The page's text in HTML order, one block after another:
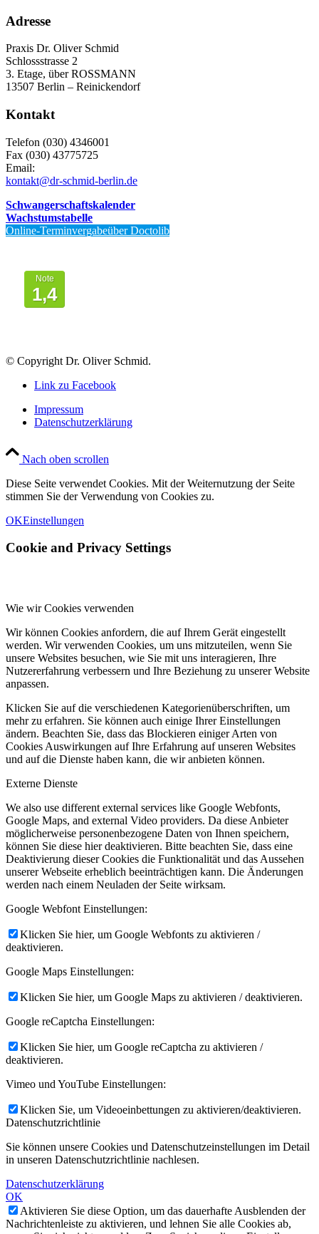
Adresse
Praxis Dr. Oliver Schmid
Schlossstrasse 2
3. Etage, über ROSSMANN
13507 Berlin – Reinickendorf
Kontakt
Telefon (030) 4346001
Fax (030) 43775725
Email:
kontakt@dr-schmid-berlin.de
Schwangerschaftskalender
Wachstumstabelle
Online-Terminvergabeüber Doctolib
Note
1,4
© Copyright Dr. Oliver Schmid.
Link zu Facebook
Impressum
Datenschutzerklärung
Nach oben scrollen
Diese Seite verwendet Cookies. Mit der Weiternutzung der Seite
stimmen Sie der Verwendung von Cookies zu.
OKEinstellungen
Cookie and Privacy Settings
Wie wir Cookies verwenden
Wir können Cookies anfordern, die auf Ihrem Gerät eingestellt
werden. Wir verwenden Cookies, um uns mitzuteilen, wenn Sie
unsere Websites besuchen, wie Sie mit uns interagieren, Ihre
Nutzererfahrung verbessern und Ihre Beziehung zu unserer Website
anpassen.
Klicken Sie auf die verschiedenen Kategorienüberschriften, um
mehr zu erfahren. Sie können auch einige Ihrer Einstellungen
ändern. Beachten Sie, dass das Blockieren einiger Arten von
Cookies Auswirkungen auf Ihre Erfahrung auf unseren Websites
und auf die Dienste haben kann, die wir anbieten können.
Externe Dienste
We also use different external services like Google Webfonts,
Google Maps, and external Video providers. Da diese Anbieter
möglicherweise personenbezogene Daten von Ihnen speichern,
können Sie diese hier deaktivieren. Bitte beachten Sie, dass eine
Deaktivierung dieser Cookies die Funktionalität und das Aussehen
unserer Webseite erheblich beeinträchtigen kann. Die Änderungen
werden nach einem Neuladen der Seite wirksam.
Google Webfont Einstellungen:
Klicken Sie hier, um Google Webfonts zu aktivieren /
deaktivieren.
Google Maps Einstellungen:
Klicken Sie hier, um Google Maps zu aktivieren / deaktivieren.
Google reCaptcha Einstellungen:
Klicken Sie hier, um Google reCaptcha zu aktivieren /
deaktivieren.
Vimeo und YouTube Einstellungen:
Klicken Sie, um Videoeinbettungen zu aktivieren/deaktivieren.
Datenschutzrichtlinie
Sie können unsere Cookies und Datenschutzeinstellungen im Detail
in unseren Datenschutzrichtlinie nachlesen.
Datenschutzerklärung
OK
Aktivieren Sie diese Option, um das dauerhafte Ausblenden der
Nachrichtenleiste zu aktivieren, und lehnen Sie alle Cookies ab,